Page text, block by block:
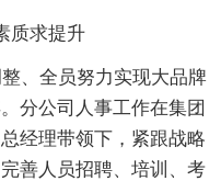
质求提升
、全员努力实现大品牌
分公司人事工作在集团
经理带领下，紧跟战略
善人员招聘、培训、考